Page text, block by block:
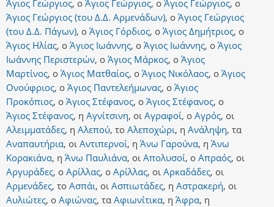
Άγιος Γεώργιος, ο Άγιος Γεώργιος, ο Άγιος Γεώργιος, ο
Άγιος Γεώργιος (του Δ.Δ. Αρμενάδων), ο Άγιος Γεώργιος
(του Δ.Δ. Πάγων), ο Άγιος Γόρδιος, ο Άγιος Δημήτριος, ο
Άγιος Ηλίας, ο Άγιος Ιωάννης, ο Άγιος Ιωάννης, ο Άγιος
Ιωάννης Περιστερών, ο Άγιος Μάρκος, ο Άγιος
Μαρτίνος, ο Άγιος Ματθαίος, ο Άγιος Νικόλαος, ο Άγιος
Ονούφριος, ο Άγιος Παντελεήμωνας, ο Άγιος
Προκόπιος, ο Άγιος Στέφανος, ο Άγιος Στέφανος, ο
Άγιος Στέφανος, η Αγνίτσινη, οι Αγραφοί, ο Αγρός, οι
Αλειμματάδες, η Αλεπού, το Αλεποχώρι, η Ανάληψη, τα
Αναπαυτήρια, οι Αντιπερνοί, η Άνω Γαρούνα, η Άνω
Κορακιάνα, η Άνω Παυλιάνα, οι Απολυσοί, ο Απραός, οι
Αργυράδες, ο Αρίλλας, ο Αρίλλας, οι Αρκαδάδες, οι
Αρμενάδες, το Ασπάι, οι Ασπιωτάδες, η Αστρακερή, οι
Αυλιώτες, ο Αφιώνας, τα Αφιωνίτικα, η Άφρα, η